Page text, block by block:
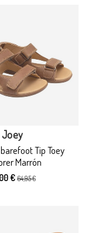
Tip Toey
Marrón
Joey
€64,95 €